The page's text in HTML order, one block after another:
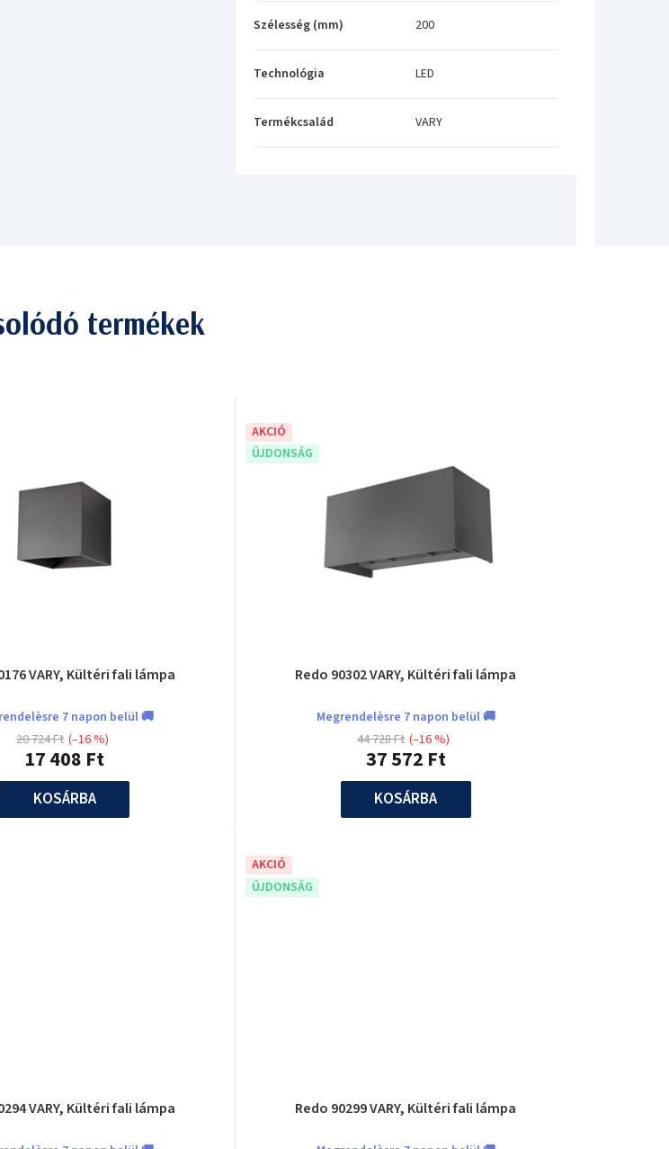
Szélesség (mm) 200
Technológia LED
Termékcsalád VARY
termékek
VARY, Kültéri fali lámpa
7 napon belül 🚚
17 408 Ft
20 724 Ft (–16 %)
KOSÁRBA
AKCIÓ
ÚJDONSÁG
Redo 90302 VARY, Kültéri fali lámpa
Megrendelèsre 7 napon belül 🚚
37 572 Ft
44 728 Ft (–16 %)
KOSÁRBA
VARY, Kültéri fali lámpa
AKCIÓ
ÚJDONSÁG
Redo 90299 VARY, Kültéri fali lámpa